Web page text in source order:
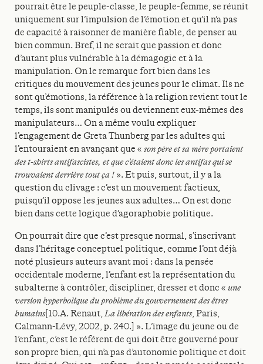
pourrait être le peuple-classe, le peuple-femme, se réunit
uniquement sur l’impulsion de l’émotion et qu’il n’a pas
de capacité à raisonner de manière fiable, de penser au
bien commun. Bref, il ne serait que passion et donc
d’autant plus vulnérable à la démagogie et à la
manipulation. On le remarque fort bien dans les
critiques du mouvement des jeunes pour le climat. Ils ne
sont qu’émotions, la référence à la religion revient tout le
temps, ils sont manipulés ou deviennent eux-mêmes des
manipulateurs… On a même voulu expliquer
l’engagement de Greta Thunberg par les adultes qui
l’entouraient en avançant que « son père et sa mère portaient
des t-shirts antifascistes, et que c’étaient donc les antifas qui se
trouvaient derrière tout ça ! ». Et puis, surtout, il y a la
question du clivage : c’est un mouvement factieux,
puisqu’il oppose les jeunes aux adultes… On est donc
bien dans cette logique d’agoraphobie politique.
On pourrait dire que c’est presque normal, s’inscrivant
dans l’héritage conceptuel politique, comme l’ont déjà
noté plusieurs auteurs avant moi : dans la pensée
occidentale moderne, l’enfant est la représentation du
subalterne à contrôler, discipliner, dresser et donc « une
version hyperbolique du problème du gouvernement des êtres
humains[10.A. Renaut,La libération des enfants, Paris,
Calmann-Lévy, 2002, p. 240.] ». L’image du jeune ou de
l’enfant, c’est le référent de qui doit être gouverné pour
son propre bien, qui n’a pas d’autonomie politique et doit